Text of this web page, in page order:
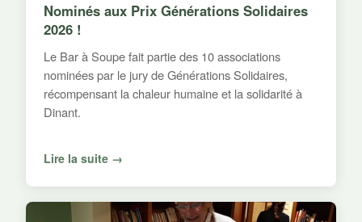
Nominés aux Prix Générations Solidaires
2026 !
Le Bar à Soupe fait partie des 10 associations
nominées par le jury de Générations Solidaires,
récompensant la chaleur humaine et la solidarité à
Dinant.
Lire la suite →